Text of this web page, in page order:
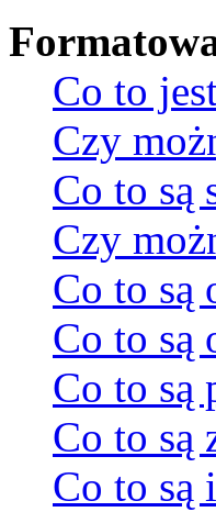
Co to
Czy
Co to są
Czy
Co to są
Co to są
Co to są
Co to są
Co to są